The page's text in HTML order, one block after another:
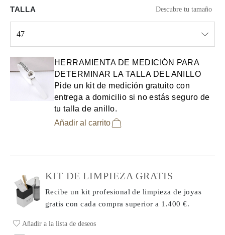
TALLA Descubre tu tamaño
47
HERRAMIENTA DE MEDICIÓN PARA
DETERMINAR LA TALLA DEL ANILLO
Pide un kit de medición gratuito con
entrega a domicilio si no estás seguro de
tu talla de anillo.
Añadir al carrito
KIT DE LIMPIEZA GRATIS
Recibe un kit profesional de limpieza de joyas
gratis con cada comprasuperior a 1.400 €.
Añadir a la lista de deseos